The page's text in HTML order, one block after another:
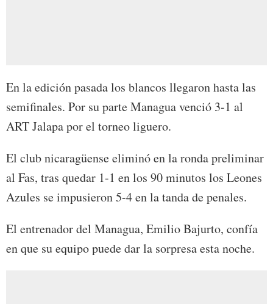
En la edición pasada los blancos llegaron hasta las
semifinales. Por su parte Managua venció 3-1 al
ART Jalapa por el torneo liguero.
El club nicaragüense eliminó en la ronda preliminar
al Fas, tras quedar 1-1 en los 90 minutos los Leones
Azules se impusieron 5-4 en la tanda de penales.
El entrenador del Managua, Emilio Bajurto, confía
en que su equipo puede dar la sorpresa esta noche.